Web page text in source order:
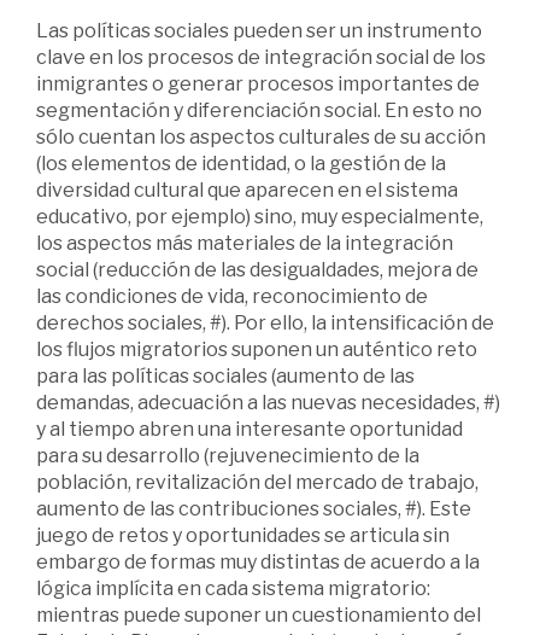
Las políticas sociales pueden ser un instrumento
clave en los procesos de integración social de los
inmigrantes o generar procesos importantes de
segmentación y diferenciación social. En esto no
sólo cuentan los aspectos culturales de su acción
(los elementos de identidad, o la gestión de la
diversidad cultural que aparecen en el sistema
educativo, por ejemplo) sino, muy especialmente,
los aspectos más materiales de la integración
social (reducción de las desigualdades, mejora de
las condiciones de vida, reconocimiento de
derechos sociales, #). Por ello, la intensificación de
los flujos migratorios suponen un auténtico reto
para las políticas sociales (aumento de las
demandas, adecuación a las nuevas necesidades, #)
y al tiempo abren una interesante oportunidad
para su desarrollo (rejuvenecimiento de la
población, revitalización del mercado de trabajo,
aumento de las contribuciones sociales, #). Este
juego de retos y oportunidades se articula sin
embargo de formas muy distintas de acuerdo a la
lógica implícita en cada sistema migratorio:
mientras puede suponer un cuestionamiento del